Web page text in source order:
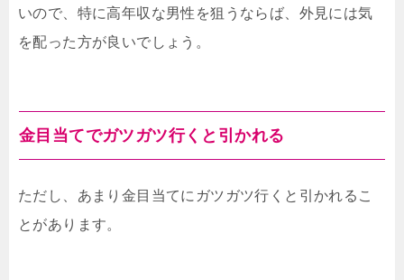
いので、特に高年収な男性を狙うならば、外見には気
を配った方が良いでしょう。
金目当てでガツガツ行くと引かれる
ただし、あまり金目当てにガツガツ行くと引かれるこ
とがあります。